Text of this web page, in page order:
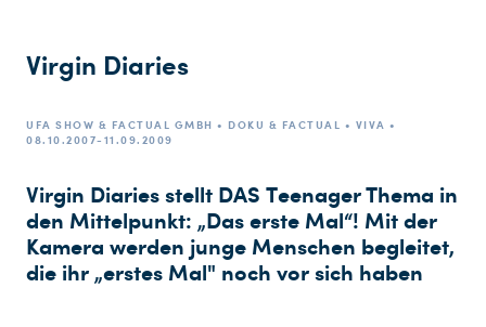
Virgin Diaries
UFA SHOW & FACTUAL GMBH • DOKU & FACTUAL • VIVA •
08.10.2007-11.09.2009
Virgin Diaries stellt DAS Teenager Thema in
den Mittelpunkt: „Das erste Mal“! Mit der
Kamera werden junge Menschen begleitet,
die ihr „erstes Mal" noch vor sich haben